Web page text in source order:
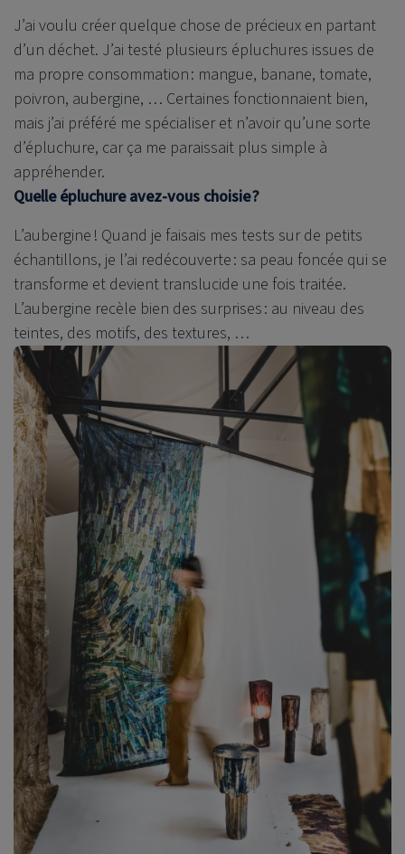
J’ai voulu créer quelque chose de précieux en partant
d’un déchet. J’ai testé plusieurs épluchures issues de
ma propre consommation : mangue, banane, tomate,
poivron, aubergine, … Certaines fonctionnaient bien,
mais j’ai préféré me spécialiser et n’avoir qu’une sorte
d’épluchure, car ça me paraissait plus simple à
appréhender.
Quelle épluchure avez-vous choisie ?
L’aubergine ! Quand je faisais mes tests sur de petits
échantillons, je l’ai redécouverte : sa peau foncée qui se
transforme et devient translucide une fois traitée.
L’aubergine recèle bien des surprises : au niveau des
teintes, des motifs, des textures, …